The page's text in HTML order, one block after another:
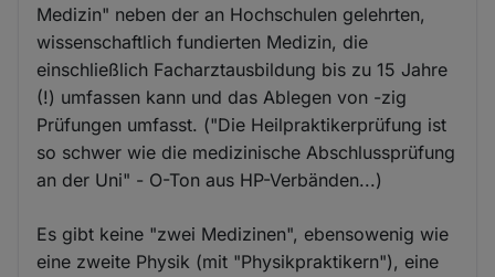
Medizin" neben der an Hochschulen gelehrten,
wissenschaftlich fundierten Medizin, die
einschließlich Facharztausbildung bis zu 15 Jahre
(!) umfassen kann und das Ablegen von -zig
Prüfungen umfasst. ("Die Heilpraktikerprüfung ist
so schwer wie die medizinische Abschlussprüfung
an der Uni" - O-Ton aus HP-Verbänden...)
Es gibt keine "zwei Medizinen", ebensowenig wie
eine zweite Physik (mit "Physikpraktikern"), eine